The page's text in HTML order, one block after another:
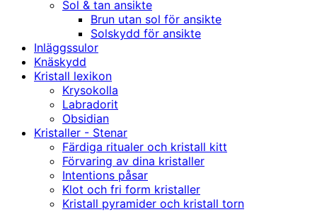
Sol & tan ansikte
Brun utan sol för ansikte
Solskydd för ansikte
Inläggssulor
Knäskydd
Kristall lexikon
Krysokolla
Labradorit
Obsidian
Kristaller - Stenar
Färdiga ritualer och kristall kitt
Förvaring av dina kristaller
Intentions påsar
Klot och fri form kristaller
Kristall pyramider och kristall torn